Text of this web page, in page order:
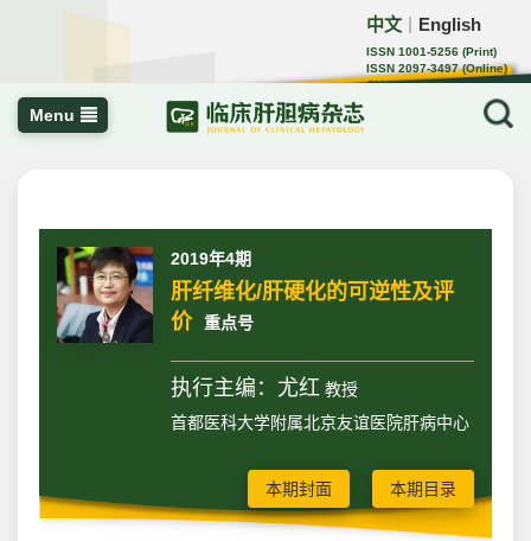
中文 English
ISSN 1001-5256 (Print)
ISSN 2097-3497 (Online)
CN 22-1108/R
Menu
2019年4期
肝纤维化/肝硬化的可逆性及评
价 重点号
执行主编：尤红教授
首都医科大学附属北京友谊医院肝病中心
本期封面 本期目录